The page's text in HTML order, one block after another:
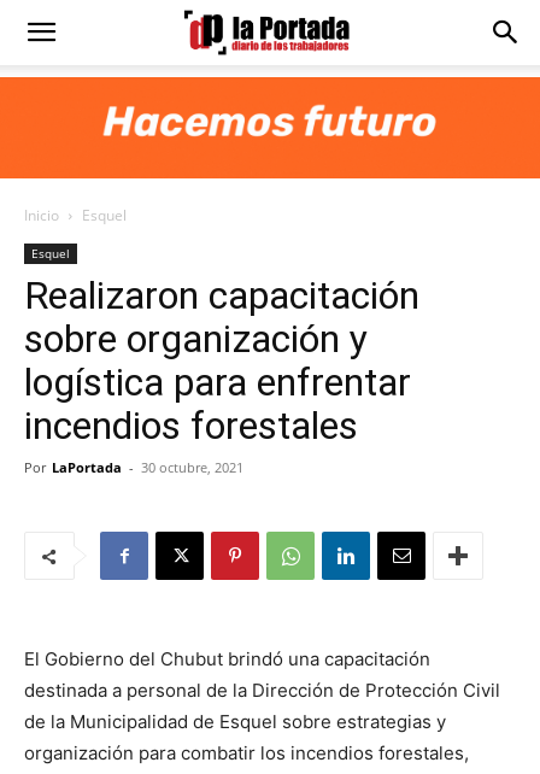
Diario
Portada
Inicio Esquel
Esquel
Realizaron capacitación
sobre organización y
logística para enfrentar
incendios forestales
Por LaPortada - 30 octubre, 2021
El Gobierno del Chubut brindó una capacitación
destinada a personal de la Dirección de Protección Civil
de la Municipalidad de Esquel sobre estrategias y
organización para combatir los incendios forestales,